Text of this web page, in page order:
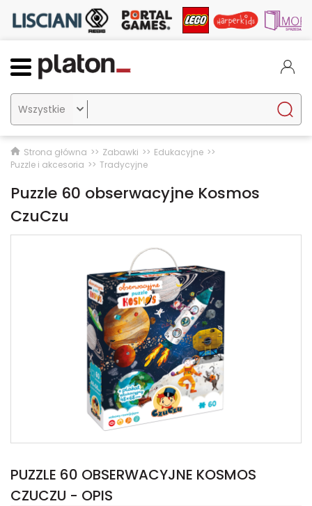

Strona główna Zabawki
Edukacyjne
Puzzle i akcesoria
Tradycyjne
Puzzle 60 obserwacyjne Kosmos
CzuCzu
PUZZLE 60 OBSERWACYJNE KOSMOS
CZUCZU - OPIS